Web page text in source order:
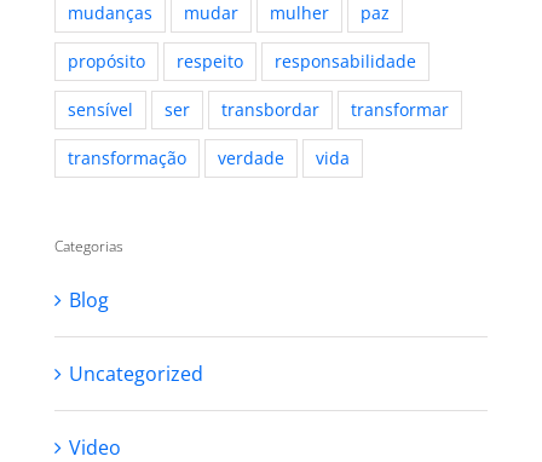
mudanças mudar mulher paz
propósito respeito responsabilidade
sensível ser transbordar transformar
transformação verdade vida
Categorias
Blog
Uncategorized
Video